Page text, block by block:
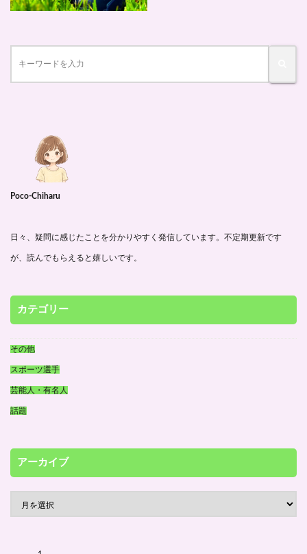
Poco-Chiharu
日々、疑問に感じたことを分かりやすく発信しています。不定期更新です
が、読んでもらえると嬉しいです。
カテゴリー
その他
スポーツ選手
芸能人・有名人
話題
アーカイブ